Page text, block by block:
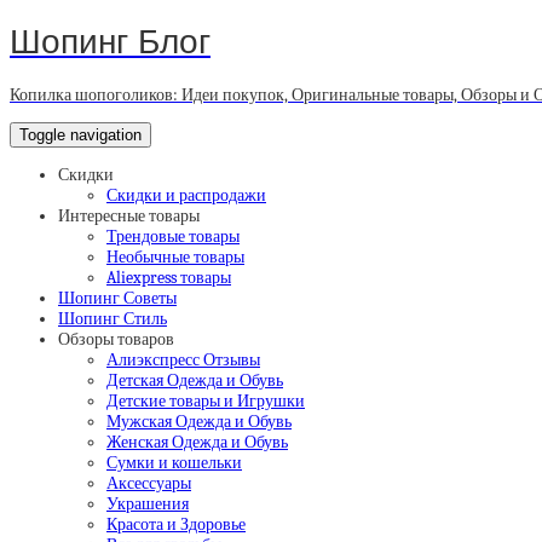
Шопинг Блог
Копилка шопоголиков: Идеи покупок, Оригинальные товары, Обзоры и
Toggle navigation
Скидки
Скидки и распродажи
Интересные товары
Трендовые товары
Необычные товары
Aliexpress товары
Шопинг Советы
Шопинг Стиль
Обзоры товаров
Алиэкспресс Отзывы
Детская Одежда и Обувь
Детские товары и Игрушки
Мужская Одежда и Обувь
Женская Одежда и Обувь
Сумки и кошельки
Аксессуары
Украшения
Красота и Здоровье